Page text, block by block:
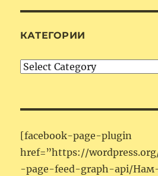
КАТЕГОРИИ
Категории
[facebook-page-plugin
href=”https://
-page-feed-graph-api/